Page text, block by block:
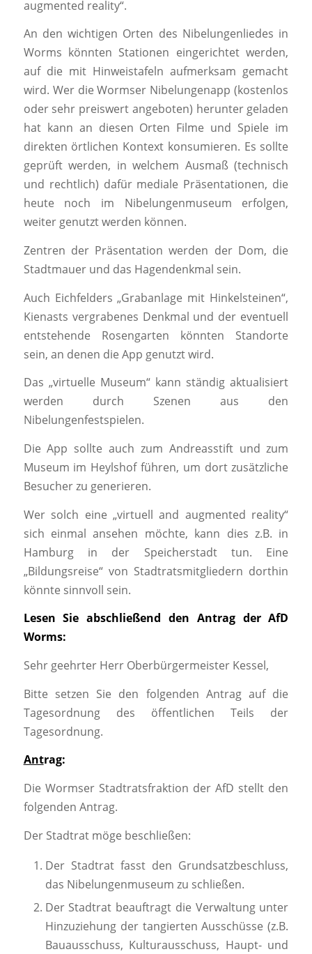
augmented reality“.
An den wichtigen Orten des Nibelungenliedes in
Worms könnten Stationen eingerichtet werden,
auf die mit Hinweistafeln aufmerksam gemacht
wird. Wer die Wormser Nibelungenapp (kostenlos
oder sehr preiswert angeboten) herunter geladen
hat kann an diesen Orten Filme und Spiele im
direkten örtlichen Kontext konsumieren. Es sollte
geprüft werden, in welchem Ausmaß (technisch
und rechtlich) dafür mediale Präsentationen, die
heute noch im Nibelungenmuseum erfolgen,
weiter genutzt werden können.
Zentren der Präsentation werden der Dom, die
Stadtmauer und das Hagendenkmal sein.
Auch Eichfelders „Grabanlage mit Hinkelsteinen“,
Kienasts vergrabenes Denkmal und der eventuell
entstehende Rosengarten könnten Standorte
sein, an denen die App genutzt wird.
Das „virtuelle Museum“ kann ständig aktualisiert
werden durch Szenen aus den
Nibelungenfestspielen.
Die App sollte auch zum Andreasstift und zum
Museum im Heylshof führen, um dort zusätzliche
Besucher zu generieren.
Wer solch eine „virtuell and augmented reality“
sich einmal ansehen möchte, kann dies z.B. in
Hamburg in der Speicherstadt tun. Eine
„Bildungsreise“ von Stadtratsmitgliedern dorthin
könnte sinnvoll sein.
Lesen Sie abschließend den Antrag der AfD
Worms:
Sehr geehrter Herr Oberbürgermeister Kessel,
Bitte setzen Sie den folgenden Antrag auf die
Tagesordnung des öffentlichen Teils der
Tagesordnung.
Antrag:
Die Wormser Stadtratsfraktion der AfD stellt den
folgenden Antrag.
Der Stadtrat möge beschließen:
Der Stadtrat fasst den Grundsatzbeschluss,
das Nibelungenmuseum zu schließen.
Der Stadtrat beauftragt die Verwaltung unter
Hinzuziehung der tangierten Ausschüsse (z.B.
Bauausschuss, Kulturausschuss, Haupt- und